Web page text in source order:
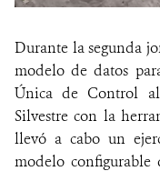
Durante la segunda
modelo de datos
Única de Control
Silvestre con la
llevó a cabo un
modelo configurable